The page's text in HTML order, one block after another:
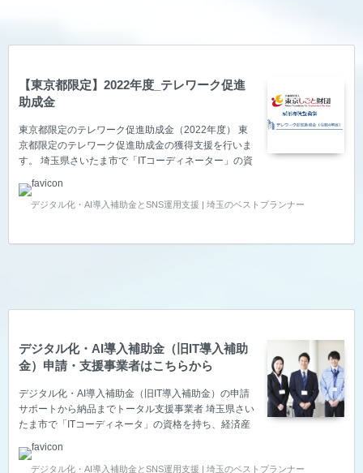
【東京都限定】2022年度_テレワーク促進
助成金
東京都限定のテレワーク促進助成金（2022年度） 東
京都限定のテレワーク促進助成金の獲得支援を行いま
す。 埼玉県さいたま市で「ITコーディネーター」の資
の認定を頂いているベストプランナー合同会社は、中
小企業の生産性向上をITで叶えるため、東京都限定の
デジタル化・AI導入補助金とSNS運用支援 | 埼玉のベストプランナー
デジタル化・AI導入補助金（旧IT導入補助
金）申請・支援事業者はこちらから
デジタル化・AI導入補助金（旧IT導入補助金）の申請
サポートから納品までトータル支援事業者 埼玉県さい
たま市で「ITコーディネータ」の資格を持ち、経済産
るベストプランナー合同会社は、中小企業の生産性向
デジタル化・AI導入補助金とSNS運用支援 | 埼玉のベストプランナー